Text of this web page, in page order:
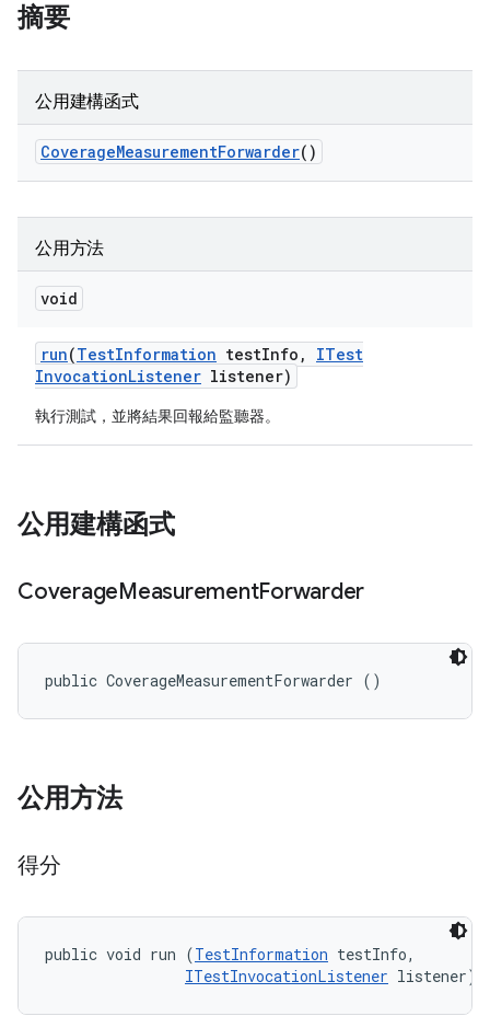
摘要
公用建構函式
CoverageMeasurementForwarder()
公用方法
void
run(TestInformation testInfo ,
ITest
InvocationListener listener)
執行測試，並將結果回報給監聽器。
公用建構函式
CoverageMeasurementForwarder
public CoverageMeasurementForwarder ()
公用方法
得分
public void run (TestInformation testInfo,
ITestInvocationListener listener)